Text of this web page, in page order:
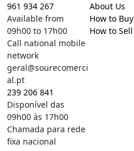
961 934 267
Available from
09h00 to 17h00
Call national mobile
network
geral@sourecomerci
al.pt
239 206 841
Disponível das
09h00 às 17h00
Chamada para rede
fixa nacional
About Us
How to Buy
How to Sell